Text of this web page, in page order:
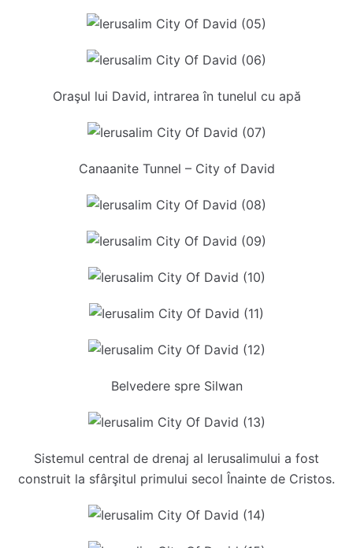
Oraşul lui David, intrarea în tunelul cu apă
Canaanite Tunnel – City of David
Belvedere spre Silwan
Sistemul central de drenaj al Ierusalimului a fost
construit la sfârşitul primului secol Înainte de Cristos.